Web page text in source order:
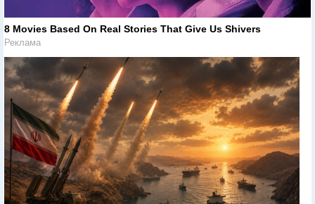
8 Movies Based On Real Stories That Give Us Shivers
Реклама